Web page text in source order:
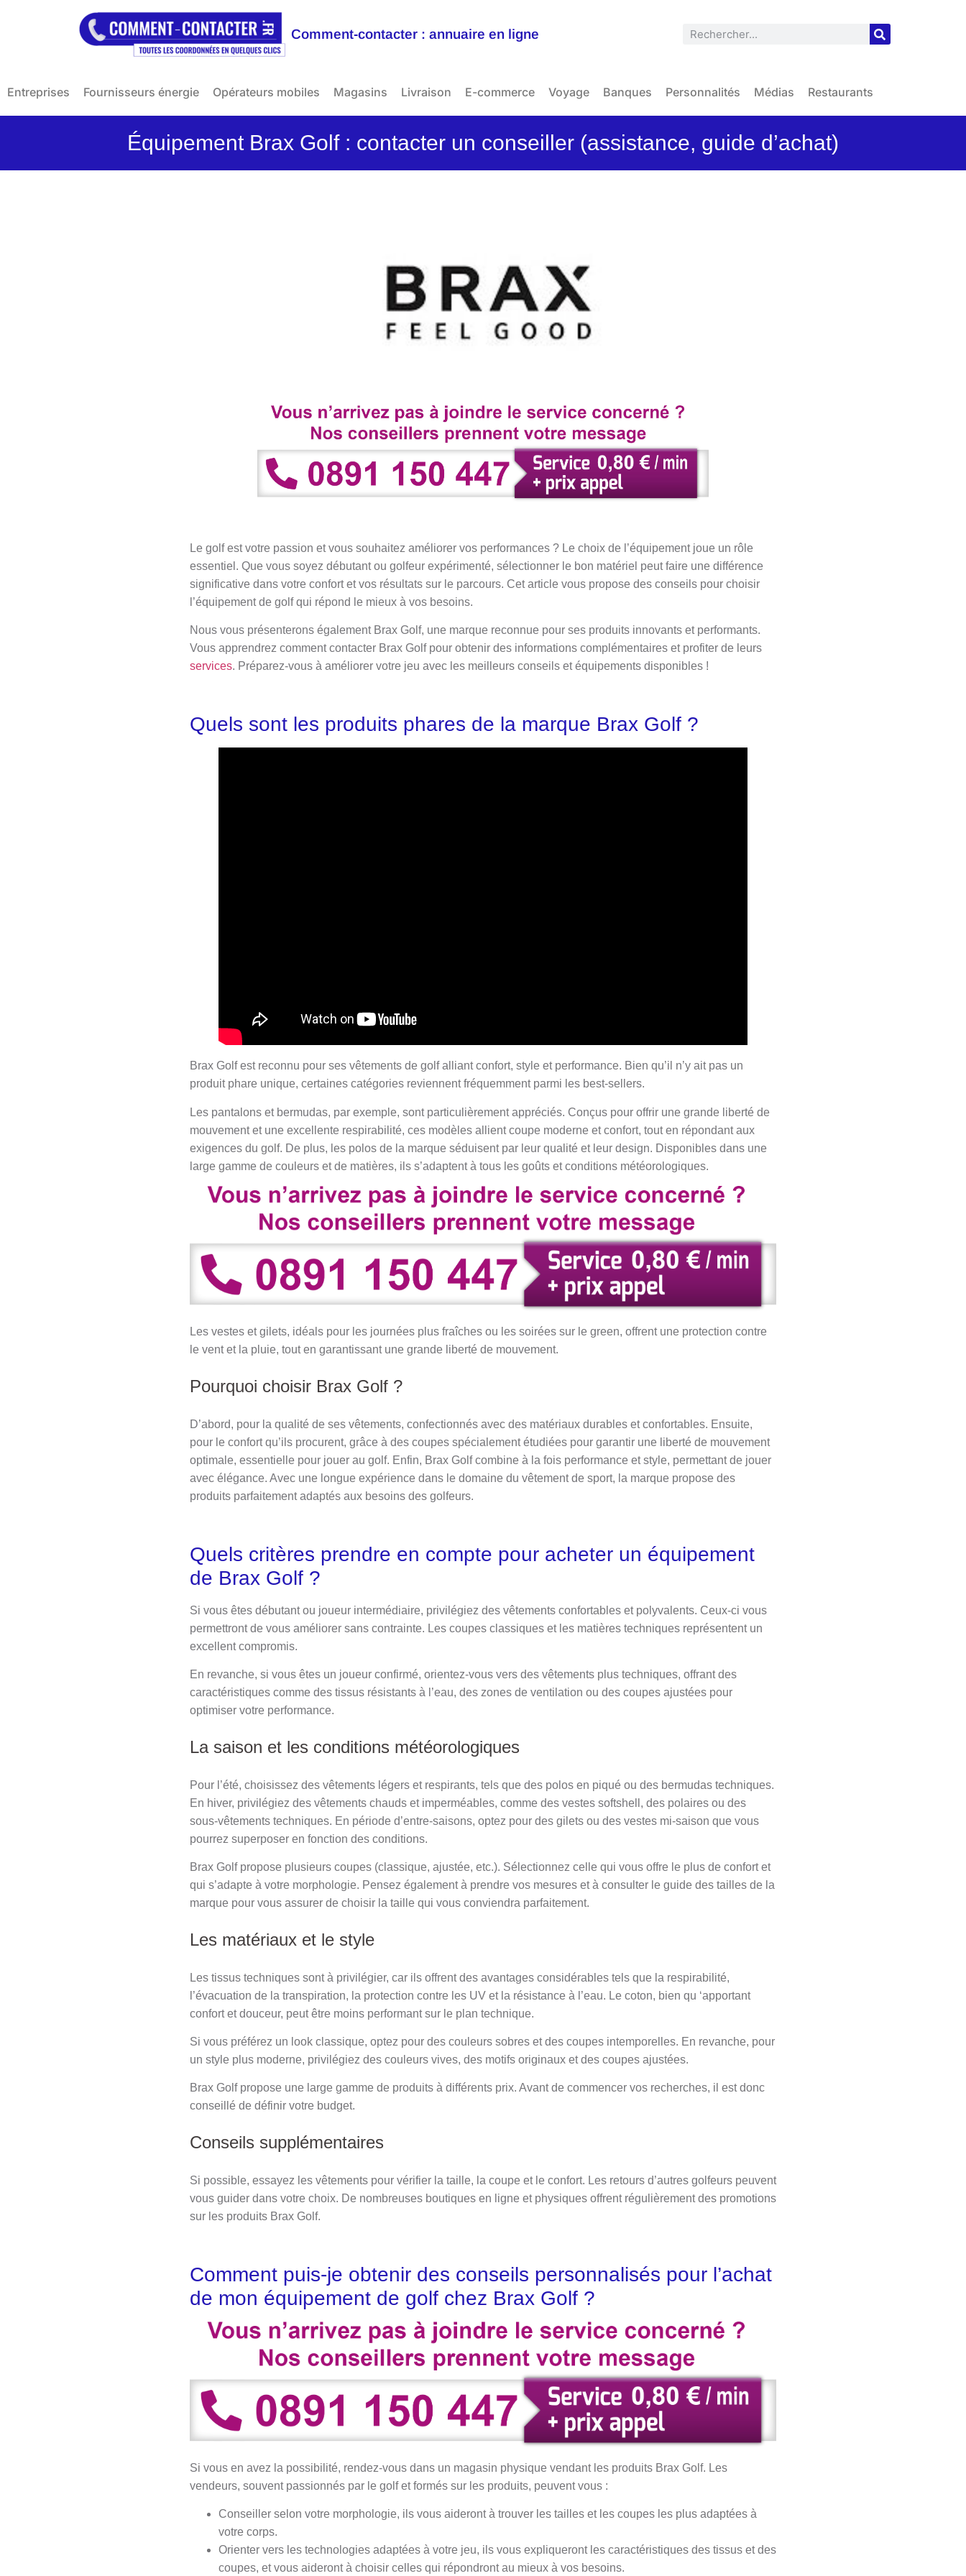
Comment-contacter : annuaire en ligne
Entreprises Fournisseurs énergie Opérateurs mobiles Magasins Livraison E-commerce Voyage Banques Personnalités Médias Restaurants
Équipement Brax Golf : contacter un conseiller (assistance, guide d’achat)
Le golf est votre passion et vous souhaitez améliorer vos performances ? Le choix de l’équipement joue un rôle
essentiel. Que vous soyez débutant ou golfeur expérimenté, sélectionner le bon matériel peut faire une différence
significative dans votre confort et vos résultats sur le parcours. Cet article vous propose des conseils pour choisir
l’équipement de golf qui répond le mieux à vos besoins.
Nous vous présenterons également Brax Golf, une marque reconnue pour ses produits innovants et performants.
Vous apprendrez comment contacter Brax Golf pour obtenir des informations complémentaires et profiter de leurs
services. Préparez-vous à améliorer votre jeu avec les meilleurs conseils et équipements disponibles !
Quels sont les produits phares de la marque Brax Golf ?
Brax Golf est reconnu pour ses vêtements de golf alliant confort, style et performance. Bien qu’il n’y ait pas un
produit phare unique, certaines catégories reviennent fréquemment parmi les best-sellers.
Les pantalons et bermudas, par exemple, sont particulièrement appréciés. Conçus pour offrir une grande liberté de
mouvement et une excellente respirabilité, ces modèles allient coupe moderne et confort, tout en répondant aux
exigences du golf. De plus, les polos de la marque séduisent par leur qualité et leur design. Disponibles dans une
large gamme de couleurs et de matières, ils s’adaptent à tous les goûts et conditions météorologiques.
Les vestes et gilets, idéals pour les journées plus fraîches ou les soirées sur le green, offrent une protection contre
le vent et la pluie, tout en garantissant une grande liberté de mouvement.
Pourquoi choisir Brax Golf ?
D’abord, pour la qualité de ses vêtements, confectionnés avec des matériaux durables et confortables. Ensuite,
pour le confort qu’ils procurent, grâce à des coupes spécialement étudiées pour garantir une liberté de mouvement
optimale, essentielle pour jouer au golf. Enfin, Brax Golf combine à la fois performance et style, permettant de jouer
avec élégance. Avec une longue expérience dans le domaine du vêtement de sport, la marque propose des
produits parfaitement adaptés aux besoins des golfeurs.
Quels critères prendre en compte pour acheter un équipement
de Brax Golf ?
Si vous êtes débutant ou joueur intermédiaire, privilégiez des vêtements confortables et polyvalents. Ceux-ci vous
permettront de vous améliorer sans contrainte. Les coupes classiques et les matières techniques représentent un
excellent compromis.
En revanche, si vous êtes un joueur confirmé, orientez-vous vers des vêtements plus techniques, offrant des
caractéristiques comme des tissus résistants à l’eau, des zones de ventilation ou des coupes ajustées pour
optimiser votre performance.
La saison et les conditions météorologiques
Pour l’été, choisissez des vêtements légers et respirants, tels que des polos en piqué ou des bermudas techniques.
En hiver, privilégiez des vêtements chauds et imperméables, comme des vestes softshell, des polaires ou des
sous-vêtements techniques. En période d’entre-saisons, optez pour des gilets ou des vestes mi-saison que vous
pourrez superposer en fonction des conditions.
Brax Golf propose plusieurs coupes (classique, ajustée, etc.). Sélectionnez celle qui vous offre le plus de confort et
qui s’adapte à votre morphologie. Pensez également à prendre vos mesures et à consulter le guide des tailles de la
marque pour vous assurer de choisir la taille qui vous conviendra parfaitement.
Les matériaux et le style
Les tissus techniques sont à privilégier, car ils offrent des avantages considérables tels que la respirabilité,
l’évacuation de la transpiration, la protection contre les UV et la résistance à l’eau. Le coton, bien qu ‘apportant
confort et douceur, peut être moins performant sur le plan technique.
Si vous préférez un look classique, optez pour des couleurs sobres et des coupes intemporelles. En revanche, pour
un style plus moderne, privilégiez des couleurs vives, des motifs originaux et des coupes ajustées.
Brax Golf propose une large gamme de produits à différents prix. Avant de commencer vos recherches, il est donc
conseillé de définir votre budget.
Conseils supplémentaires
Si possible, essayez les vêtements pour vérifier la taille, la coupe et le confort. Les retours d’autres golfeurs peuvent
vous guider dans votre choix. De nombreuses boutiques en ligne et physiques offrent régulièrement des promotions
sur les produits Brax Golf.
Comment puis-je obtenir des conseils personnalisés pour l’achat
de mon équipement de golf chez Brax Golf ?
Si vous en avez la possibilité, rendez-vous dans un magasin physique vendant les produits Brax Golf. Les
vendeurs, souvent passionnés par le golf et formés sur les produits, peuvent vous :
Conseiller selon votre morphologie, ils vous aideront à trouver les tailles et les coupes les plus adaptées à
votre corps.
Orienter vers les technologies adaptées à votre jeu, ils vous expliqueront les caractéristiques des tissus et des
coupes, et vous aideront à choisir celles qui répondront au mieux à vos besoins.